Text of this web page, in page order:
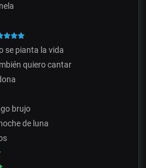
se pianta la vida
quiero cantar
brujo
de luna